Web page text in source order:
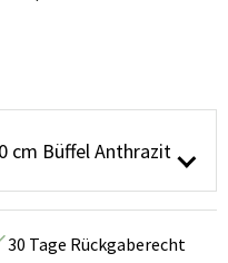
cm Büffel Anthrazit
30 Tage Rückgaberecht